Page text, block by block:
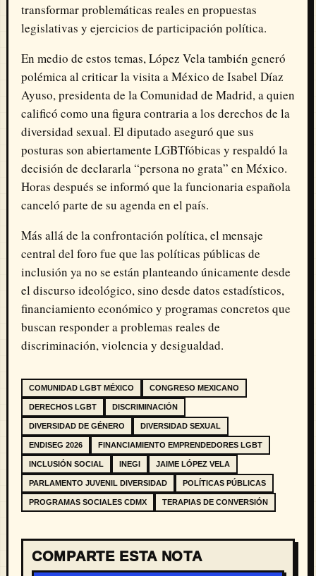
transformar problemáticas reales en propuestas
legislativas y ejercicios de participación política.
En medio de estos temas, López Vela también generó
polémica al criticar la visita a México de Isabel Díaz
Ayuso, presidenta de la Comunidad de Madrid, a quien
calificó como una figura contraria a los derechos de la
diversidad sexual. El diputado aseguró que sus
posturas son abiertamente LGBTfóbicas y respaldó la
decisión de declararla “persona no grata” en México.
Horas después se informó que la funcionaria española
canceló parte de su agenda en el país.
Más allá de la confrontación política, el mensaje
central del foro fue que las políticas públicas de
inclusión ya no se están planteando únicamente desde
el discurso ideológico, sino desde datos estadísticos,
financiamiento económico y programas concretos que
buscan responder a problemas reales de
discriminación, violencia y desigualdad.
COMUNIDAD LGBT MÉXICO CONGRESO MEXICANO
DERECHOS LGBT DISCRIMINACIÓN
DIVERSIDAD DE GÉNERO DIVERSIDAD SEXUAL
ENDISEG 2026 FINANCIAMIENTO EMPRENDEDORES LGBT
INCLUSIÓN SOCIAL INEGI JAIME LÓPEZ VELA
PARLAMENTO JUVENIL DIVERSIDAD POLÍTICAS PÚBLICAS
PROGRAMAS SOCIALES CDMX TERAPIAS DE CONVERSIÓN
COMPARTE ESTA NOTA